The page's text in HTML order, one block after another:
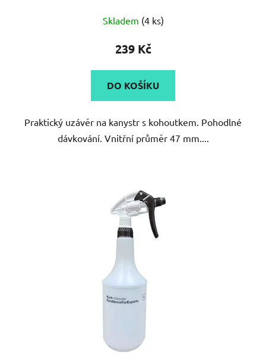
Skladem (4 ks)
239 Kč
DO KOŠÍKU
Praktický uzávěr na kanystr s kohoutkem. Pohodlné
dávkování. Vnitřní průměr 47 mm....